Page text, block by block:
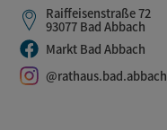
Raiffeisenstraße 72
93077 Bad Abbach
Markt Bad Abbach
@rathaus.bad.abbach